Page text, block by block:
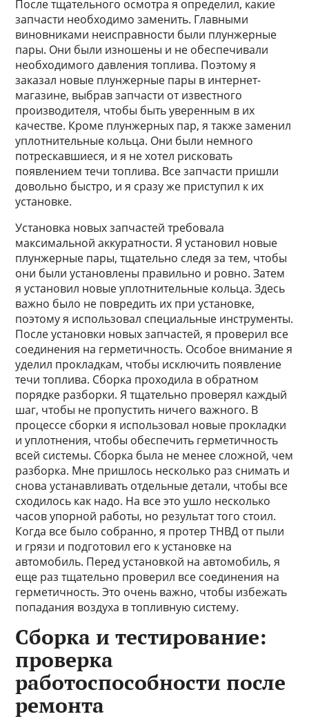
После тщательного осмотра я определил, какие
запчасти необходимо заменить. Главными
виновниками неисправности были плунжерные
пары. Они были изношены и не обеспечивали
необходимого давления топлива. Поэтому я
заказал новые плунжерные пары в интернет-
магазине, выбрав запчасти от известного
производителя, чтобы быть уверенным в их
качестве. Кроме плунжерных пар, я также заменил
уплотнительные кольца. Они были немного
потрескавшиеся, и я не хотел рисковать
появлением течи топлива. Все запчасти пришли
довольно быстро, и я сразу же приступил к их
установке.
Установка новых запчастей требовала
максимальной аккуратности. Я установил новые
плунжерные пары, тщательно следя за тем, чтобы
они были установлены правильно и ровно. Затем
я установил новые уплотнительные кольца. Здесь
важно было не повредить их при установке,
поэтому я использовал специальные инструменты.
После установки новых запчастей, я проверил все
соединения на герметичность. Особое внимание я
уделил прокладкам, чтобы исключить появление
течи топлива. Сборка проходила в обратном
порядке разборки. Я тщательно проверял каждый
шаг, чтобы не пропустить ничего важного. В
процессе сборки я использовал новые прокладки
и уплотнения, чтобы обеспечить герметичность
всей системы. Сборка была не менее сложной, чем
разборка. Мне пришлось несколько раз снимать и
снова устанавливать отдельные детали, чтобы все
сходилось как надо. На все это ушло несколько
часов упорной работы, но результат того стоил.
Когда все было собранно, я протер ТНВД от пыли
и грязи и подготовил его к установке на
автомобиль. Перед установкой на автомобиль, я
еще раз тщательно проверил все соединения на
герметичность. Это очень важно, чтобы избежать
попадания воздуха в топливную систему.
Сборка и тестирование:
проверка
работоспособности после
ремонта